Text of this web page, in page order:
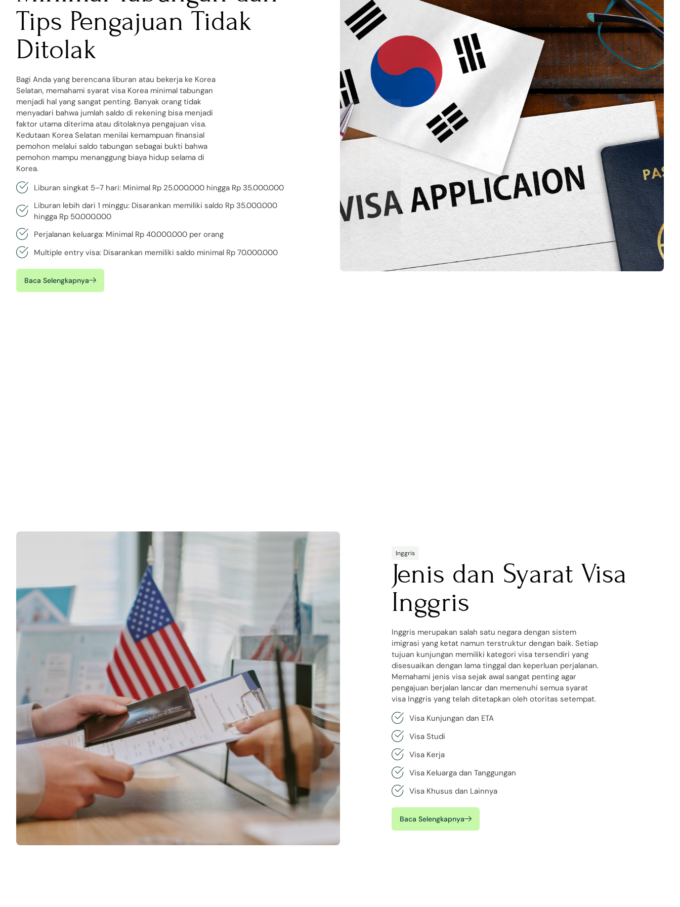
Tips Pengajuan Tidak
Ditolak
Bagi Anda yang berencana liburan atau bekerja ke Korea
Selatan, memahami syarat visa Korea minimal tabungan
menjadi hal yang sangat penting. Banyak orang tidak
menyadari bahwa jumlah saldo di rekening bisa menjadi
faktor utama diterima atau ditolaknya pengajuan visa.
Kedutaan Korea Selatan menilai kemampuan finansial
pemohon melalui saldo tabungan sebagai bukti bahwa
pemohon mampu menanggung biaya hidup selama di
Korea.
Liburan singkat 5–7 hari: Minimal Rp 25.000.000 hingga Rp 35.000.000
Liburan lebih dari 1 minggu: Disarankan memiliki saldo Rp 35.000.000
hingga Rp 50.000.000
Perjalanan keluarga: Minimal Rp 40.000.000 per orang
Multiple entry visa: Disarankan memiliki saldo minimal Rp 70.000.000
Baca Selengkapnya
Inggris
Jenis dan Syarat Visa
Inggris
Inggris merupakan salah satu negara dengan sistem
imigrasi yang ketat namun terstruktur dengan baik. Setiap
tujuan kunjungan memiliki kategori visa tersendiri yang
disesuaikan dengan lama tinggal dan keperluan perjalanan.
Memahami jenis visa sejak awal sangat penting agar
pengajuan berjalan lancar dan memenuhi semua syarat
visa Inggris yang telah ditetapkan oleh otoritas setempat.
Visa Kunjungan dan ETA
Visa Studi
Visa Kerja
Visa Keluarga dan Tanggungan
Visa Khusus dan Lainnya
Baca Selengkapnya